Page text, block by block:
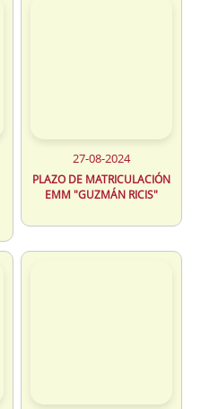
27-08-2024
PLAZO DE MATRICULACIÓN
EMM "GUZMÁN RICIS"